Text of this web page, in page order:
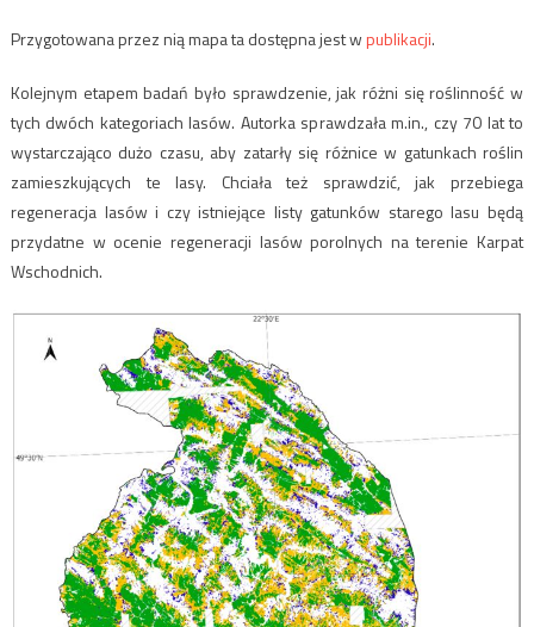
Przygotowana przez nią mapa ta dostępna jest wpublikacji.
Kolejnym etapem badań było sprawdzenie, jak różni się roślinność w
tych dwóch kategoriach lasów. Autorka sprawdzała m.in., czy 70 lat to
wystarczająco dużo czasu, aby zatarły się różnice w gatunkach roślin
zamieszkujących te lasy. Chciała też sprawdzić, jak przebiega
regeneracja lasów i czy istniejące listy gatunków starego lasu będą
przydatne w ocenie regeneracji lasów porolnych na terenie Karpat
Wschodnich.